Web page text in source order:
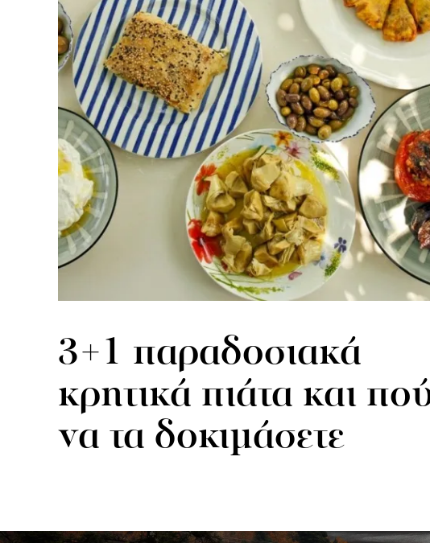
3+1 παραδοσιακά
κρητικά πιάτα και
να τα δοκιμάσετε